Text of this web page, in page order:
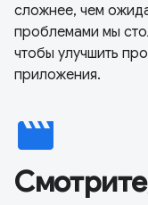
сложнее, чем
проблемами мы
чтобы улучшить
приложения.
movie